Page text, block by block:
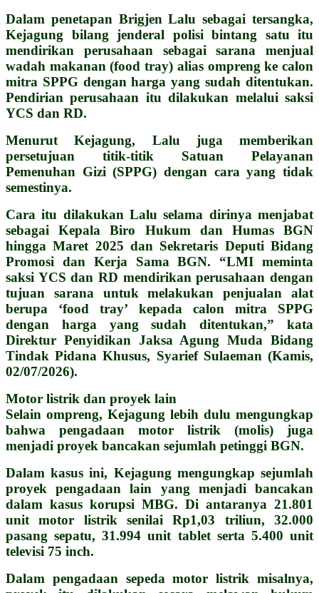
Dalam penetapan Brigjen Lalu sebagai tersangka,
Kejagung bilang jenderal polisi bintang satu itu
mendirikan perusahaan sebagai sarana menjual
wadah makanan (food tray) alias ompreng ke calon
mitra SPPG dengan harga yang sudah ditentukan.
Pendirian perusahaan itu dilakukan melalui saksi
YCS dan RD.
Menurut Kejagung, Lalu juga memberikan
persetujuan titik-titik Satuan Pelayanan
Pemenuhan Gizi (SPPG) dengan cara yang tidak
semestinya.
Cara itu dilakukan Lalu selama dirinya menjabat
sebagai Kepala Biro Hukum dan Humas BGN
hingga Maret 2025 dan Sekretaris Deputi Bidang
Promosi dan Kerja Sama BGN. “LMI meminta
saksi YCS dan RD mendirikan perusahaan dengan
tujuan sarana untuk melakukan penjualan alat
berupa ‘food tray’ kepada calon mitra SPPG
dengan harga yang sudah ditentukan,” kata
Direktur Penyidikan Jaksa Agung Muda Bidang
Tindak Pidana Khusus, Syarief Sulaeman (Kamis,
02/07/2026).
Motor listrik dan proyek lain
Selain ompreng, Kejagung lebih dulu mengungkap
bahwa pengadaan motor listrik (molis) juga
menjadi proyek bancakan sejumlah petinggi BGN.
Dalam kasus ini, Kejagung mengungkap sejumlah
proyek pengadaan lain yang menjadi bancakan
dalam kasus korupsi MBG. Di antaranya 21.801
unit motor listrik senilai Rp1,03 triliun, 32.000
pasang sepatu, 31.994 unit tablet serta 5.400 unit
televisi 75 inch.
Dalam pengadaan sepeda motor listrik misalnya,